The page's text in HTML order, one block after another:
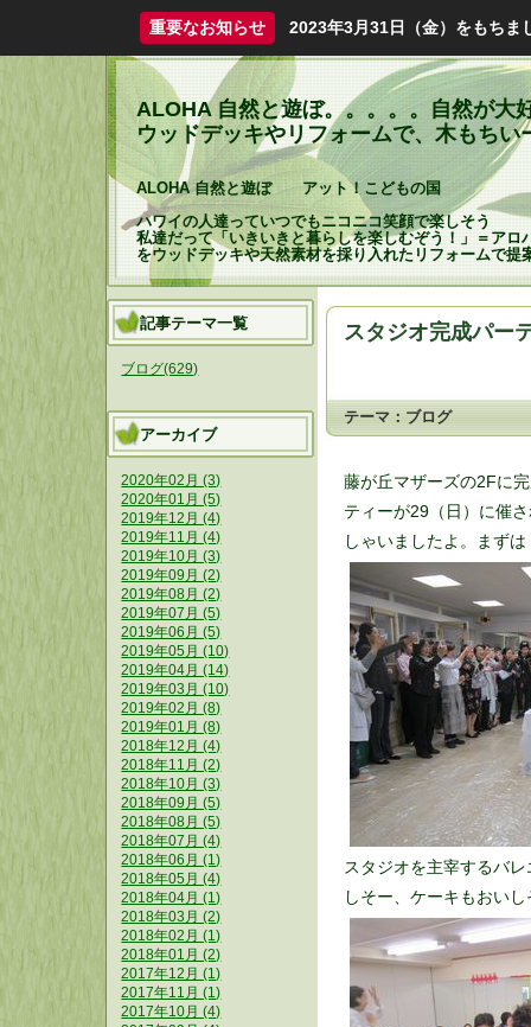
重要なお知らせ 2023年3月31日（金）をもちま
ALOHA 自然と遊ぼ。。。。。自然が大
ウッドデッキやリフォームで、木もち
ALOHA 自然と遊ぼ アット！こどもの国
ハワイの人達っていつでもニコニコ笑顔で楽しそう
私達だって「いきいきと暮らしを楽しむぞう！」＝アロ
をウッドデッキや天然素材を採り入れたリフォームで提
スタジオ完成パー
テーマ： ブログ
藤が丘マザーズの2Fに
ティーが29（日）に催
しゃいましたよ。まずは
スタジオを主宰するバ
しそー、ケーキもおいし
記事テーマ一覧
ブログ(629)
アーカイブ
2020年02月 (3)
2020年01月 (5)
2019年12月 (4)
2019年11月 (4)
2019年10月 (3)
2019年09月 (2)
2019年08月 (2)
2019年07月 (5)
2019年06月 (5)
2019年05月 (10)
2019年04月 (14)
2019年03月 (10)
2019年02月 (8)
2019年01月 (8)
2018年12月 (4)
2018年11月 (2)
2018年10月 (3)
2018年09月 (5)
2018年08月 (5)
2018年07月 (4)
2018年06月 (1)
2018年05月 (4)
2018年04月 (1)
2018年03月 (2)
2018年02月 (1)
2018年01月 (2)
2017年12月 (1)
2017年11月 (1)
2017年10月 (4)